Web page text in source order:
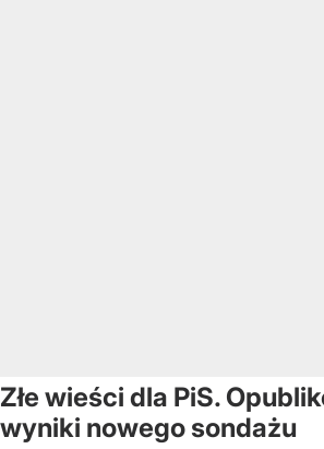
Złe wieści dla PiS.
wyniki nowego sondażu